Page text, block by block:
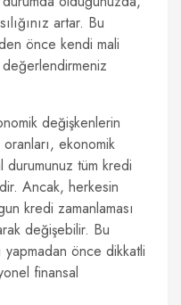
artar. Bu
önce kendi mali
değişkenlerin
ekonomik
durumunuz tüm kredi
Ancak, herkesin
kredi zamanlaması
değişebilir. Bu
yapmadan önce dikkatli
finansal